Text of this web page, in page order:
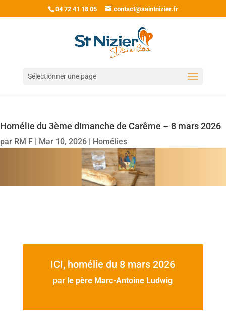
04 72 41 18 05 contact@saintnizier.fr
Sélectionner une page
Homélie du 3ème dimanche de Carême – 8 mars 2026
par RM F | Mar 10, 2026 | Homélies
ICI, homélie du 8 mars 2026
par le père Marc-Antoine Ludwig